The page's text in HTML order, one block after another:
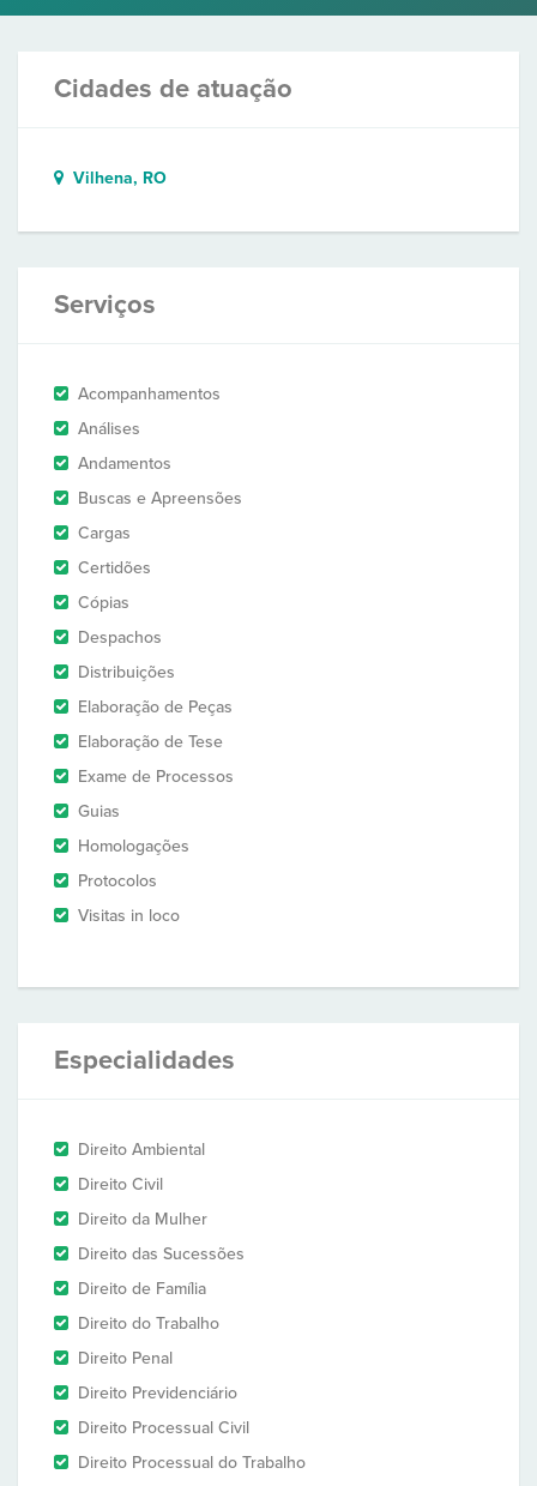
Cidades de atuação
Vilhena, RO
Serviços
Acompanhamentos
Análises
Andamentos
Buscas e Apreensões
Cargas
Certidões
Cópias
Despachos
Distribuições
Elaboração de Peças
Elaboração de Tese
Exame de Processos
Guias
Homologações
Protocolos
Visitas in loco
Especialidades
Direito Ambiental
Direito Civil
Direito da Mulher
Direito das Sucessões
Direito de Família
Direito do Trabalho
Direito Penal
Direito Previdenciário
Direito Processual Civil
Direito Processual do Trabalho